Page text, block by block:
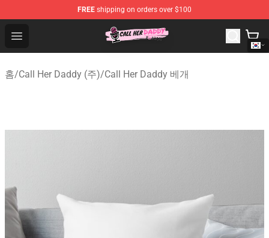
FREE shipping on orders over $100
Open menu
Call Her Daddy Store - Official Call Her Daddy
홈/Call Her Daddy (주)/Call Her Daddy 베개